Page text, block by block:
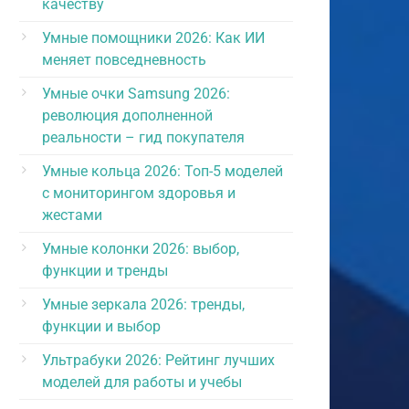
качеству
Умные помощники 2026: Как ИИ
меняет повседневность
Умные очки Samsung 2026:
революция дополненной
реальности – гид покупателя
Умные кольца 2026: Топ-5 моделей
с мониторингом здоровья и
жестами
Умные колонки 2026: выбор,
функции и тренды
Умные зеркала 2026: тренды,
функции и выбор
Ультрабуки 2026: Рейтинг лучших
моделей для работы и учебы